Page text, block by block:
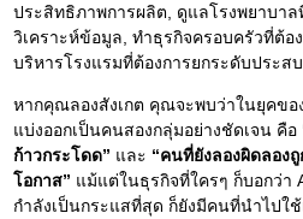
ประสิทธิภาพการผลิต, ดูแลโรงพยาบา
วิเคราะห์ข้อมูล, ทำธุรกิจครอบครัวที่ต้
บริหารโรงแรมที่ต้องการยกระดับประส
หากคุณลองสังเกต คุณจะพบว่าในยุคขอ
แบ่งออกเป็นคนสองกลุ่มอย่างชัดเจน คือ
ก้าวกระโดด” และ “คนที่ยังลองผิดลองถู
โอกาส” แม้แต่ในธุรกิจที่ใครๆ ก็บอกว่า
กำลังเป็นกระแสที่สุด ก็ยังมีคนที่นำไปใ